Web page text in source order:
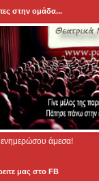
στην ομάδα...
ενημερώσου άμεσα!
μας στο FB